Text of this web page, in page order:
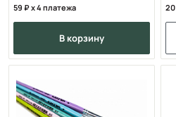
59 x 4 платежа
в корзину
20